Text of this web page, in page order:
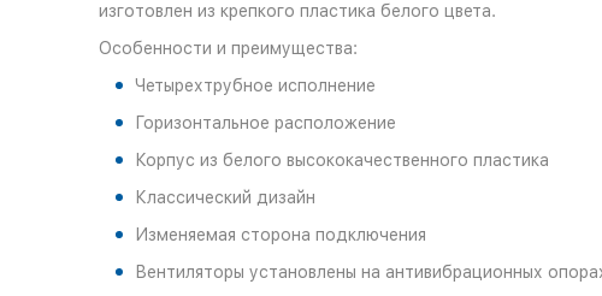
изготовлен из крепкого пластика белого цвета.
Особенности и преимущества:
Четырехтрубное исполнение
Горизонтальное расположение
Корпус из белого высококачественного пластика
Классический дизайн
Изменяемая сторона подключения
Вентиляторы установлены на антивибрационных